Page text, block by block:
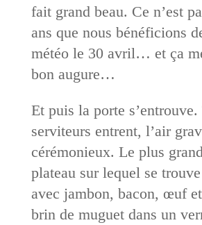
fait grand beau. Ce n’est
ans que nous bénéficions
météo le 30 avril… et ça
bon augure…
Et puis la porte s’entrouve.
serviteurs entrent, l’air
cérémonieux. Le plus
plateau sur lequel se
avec jambon, bacon, œuf
brin de muguet dans un